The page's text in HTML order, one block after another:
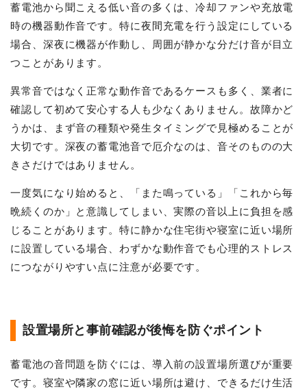
蓄電池から聞こえる低い音の多くは、冷却ファンや充放電
時の機器動作音です。特に夜間充電を行う設定にしている
場合、深夜に機器が作動し、周囲が静かな分だけ音が目立
つことがあります。
異常音ではなく正常な動作音であるケースも多く、業者に
確認して初めて安心する人も少なくありません。故障かど
うかは、まず音の種類や発生タイミングで見極めることが
大切です。深夜の蓄電池音で厄介なのは、音そのものの大
きさだけではありません。
一度気になり始めると、「また鳴っている」「これから毎
晩続くのか」と意識してしまい、実際の音以上に負担を感
じることがあります。特に静かな住宅街や寝室に近い場所
に設置している場合、わずかな動作音でも心理的ストレス
につながりやすい点に注意が必要です。
設置場所と事前確認が後悔を防ぐポイント
蓄電池の音問題を防ぐには、導入前の設置場所選びが重要
です。寝室や隣家の窓に近い場所は避け、できるだけ生活